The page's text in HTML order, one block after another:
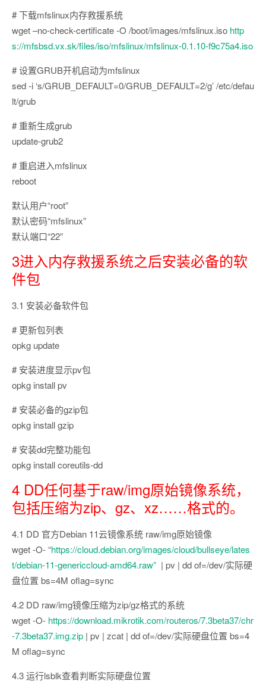
# 下载mfslinux内存救援系统
wget –no-check-certificate -O /boot/images/mfslinux.iso http
s://mfsbsd.vx.sk/files/iso/mfslinux/mfslinux-0.1.10-f9c75a4.iso
# 设置GRUB开机启动为mfslinux
sed -i ‘s/GRUB_DEFAULT=0/GRUB_DEFAULT=2/g’ /etc/defau
lt/grub
# 重新生成grub
update-grub2
# 重启进入mfslinux
reboot
默认用户“root”
默认密码“mfslinux”
默认端口“22”
3进入内存救援系统之后安装必备的软
件包
3.1 安装必备软件包
# 更新包列表
opkg update
# 安装进度显示pv包
opkg install pv
# 安装必备的gzip包
opkg install gzip
# 安装dd完整功能包
opkg install coreutils-dd
4 DD任何基于raw/img原始镜像系统，
包括压缩为zip、gz、xz……格式的。
4.1 DD 官方Debian 11云镜像系统 raw/img原始镜像
wget -O- “https://cloud.debian.org/images/cloud/bullseye/lates
t/debian-11-genericcloud-amd64.raw” | pv | dd of=/dev/实际硬
盘位置 bs=4M oflag=sync
4.2 DD raw/img镜像压缩为zip/gz格式的系统
wget -O- https://download.mikrotik.com/routeros/7.3beta37/chr
-7.3beta37.img.zip | pv | zcat | dd of=/dev/实际硬盘位置 bs=4
M oflag=sync
4.3 运行lsblk查看判断实际硬盘位置